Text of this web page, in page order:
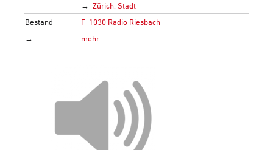
Zürich, Stadt
Bestand
F_1030 Radio Riesbach
→
mehr…